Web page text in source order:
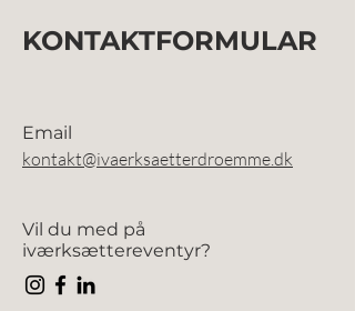
KONTAKTFORMULAR
Email
kontakt@ivaerksaetterdroemme.dk
Vil du med på
iværksættereventyr?